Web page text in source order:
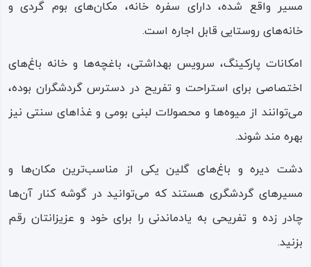
مسیر واقع شده، دارای سفره خانه، مکان‌های بوم گردی و
خانه‌های روستایی قابل اجاره است.
امکانات پارکینگ، سرویس بهداشتی، باغچه‌ها و خانه باغ‌های
اختصاصی برای استراحت و تفریح در دسترس گردشگران بوده،
می‌توانند از میوه‌ها و محصولات لبنی بومی و غذاهای سنتی نیز
بهره مند شوند.
دشت دیره و باغ‌های گلین یکی از مناسب‌ترین مکان‌ها و
مسیرهای گردشگری هستند که می‌توانید در گوشه کنار آن‌ها
چادر زده و تفریحی به یادماندنی را برای خود و عزیزانتان رقم
بزنید.